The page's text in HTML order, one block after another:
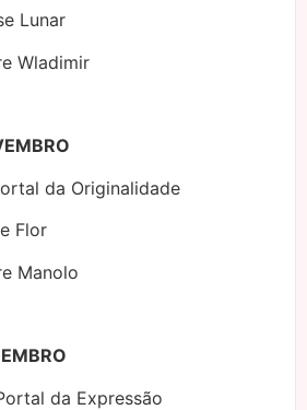
Lunar
Wladimir
da Originalidade
Flor
Manolo
da Expressão